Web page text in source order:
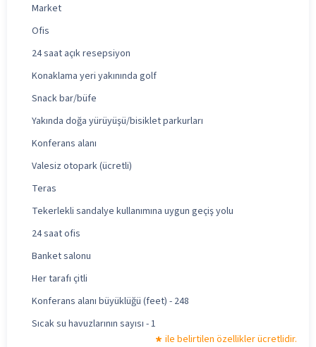
Market
Ofis
24 saat açık resepsiyon
Konaklama yeri yakınında golf
Snack bar/büfe
Yakında doğa yürüyüşü/bisiklet parkurları
Konferans alanı
Valesiz otopark (ücretli)
Teras
Tekerlekli sandalye kullanımına uygun geçiş yolu
24 saat ofis
Banket salonu
Her tarafı çitli
Konferans alanı büyüklüğü (feet) - 248
Sıcak su havuzlarının sayısı - 1
ile belirtilen özellikler ücretlidir.